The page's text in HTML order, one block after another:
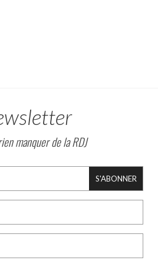
manquer de la RDJ
S'ABONNER